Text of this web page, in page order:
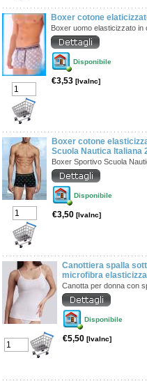
Boxer cotone
Boxer uomo elasticizzato
Disponibile
€3,53 [IvaInc]
Boxer cotone
Scuola Nautica Italiana
Boxer Sportivo Scuola
Disponibile
€3,50 [IvaInc]
Canottiera spalla
microfibra
Canotta per donna con
Disponibile
€5,50 [IvaInc]